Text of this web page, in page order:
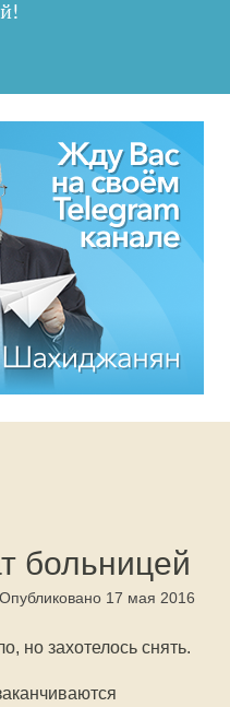
!
больницей
Опубликовано 17 мая 2016
но захотелось снять.